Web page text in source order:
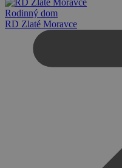
Rodinný dom
RD Zlaté Moravce